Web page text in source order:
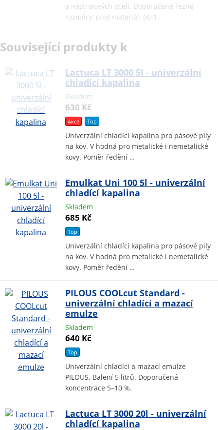
a nástrojových ocelí. Doporučené řezné
rozměry: plný materiál: 60-1…
Související produkty k
Lactuca LT 3000 5l - univerzální
chladící kapalina
Skladem
630 Kč
Akce Top
Univerzální chladící kapalina pro pásové pily
na kov. V hodná pro metalické i nemetalické
kovy. Poměr ředění …
Emulkat Uni 100 5l - univerzální
chladící kapalina
Skladem
685 Kč
Top
Univerzální chladící kapalina pro pásové pily
na kov. V hodná pro metalické i nemetalické
kovy. Poměr ředění …
PILOUS COOLcut Standard -
univerzální chladící a mazací
emulze
Skladem
640 Kč
Top
Univerzální chladící a mazací emulze
PILOUS. Balení 5 litrů. Doporučená
koncentrace 5–10 %.
Lactuca LT 3000 20l - univerzální
chladící kapalina